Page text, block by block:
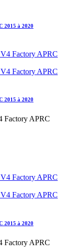
2015 à 2020
2015 à 2020
Factory APRC
2015 à 2020
Factory APRC